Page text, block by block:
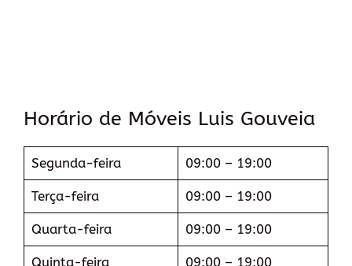
Horário de Móveis Luis Gouveia
Segunda-feira 09:00 – 19:00
Terça-feira 09:00 – 19:00
Quarta-feira 09:00 – 19:00
Quinta-feira 09:00 – 19:00